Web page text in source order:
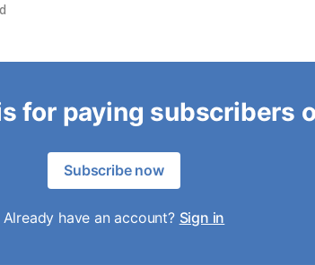
for paying subscribers
Subscribe now
Already have an account? Sign in